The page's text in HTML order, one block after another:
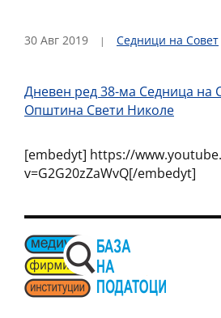
30 Авг 2019 Седници на Совет
Дневен ред 38-ма Седница на
Општина Свети Николе
[embedyt] https://
v=G2G20zZaWvQ[/embedyt]